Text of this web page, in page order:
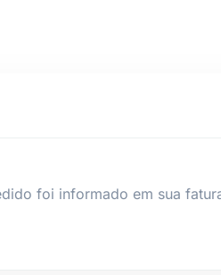
foi informado em sua